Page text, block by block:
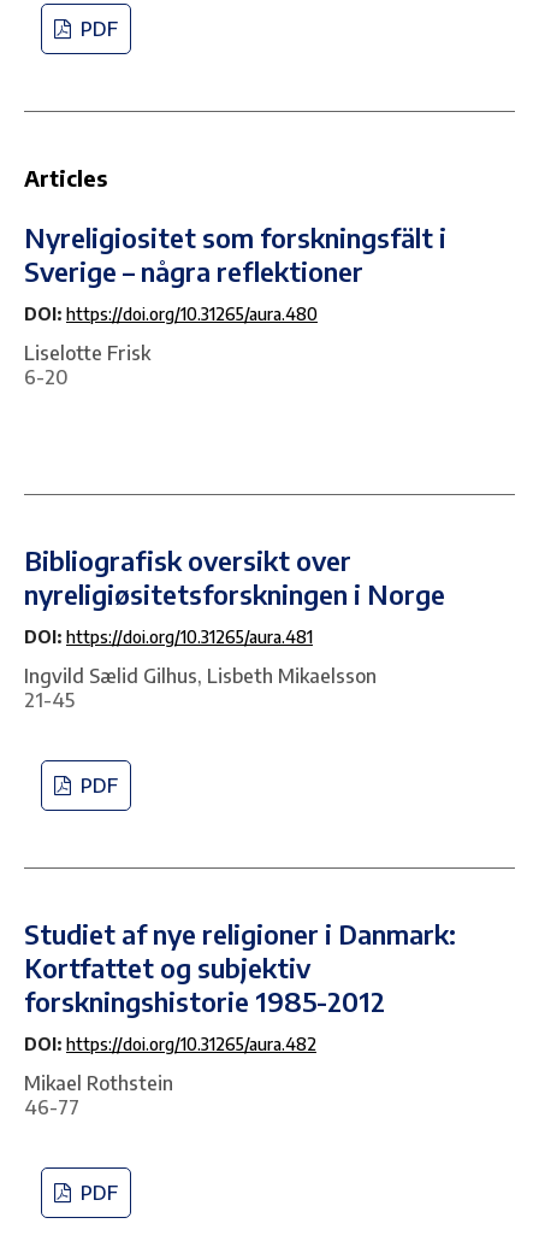
PDF
Articles
Nyreligiositet som forskningsfält i
Sverige – några reflektioner
DOI: https://doi.org/10.31265/aura.480
Liselotte Frisk
6-20
Bibliografisk oversikt over
nyreligiøsitetsforskningen i Norge
DOI: https://doi.org/10.31265/aura.481
Ingvild Sælid Gilhus, Lisbeth Mikaelsson
21-45
PDF
Studiet af nye religioner i Danmark:
Kortfattet og subjektiv
forskningshistorie 1985-2012
DOI: https://doi.org/10.31265/aura.482
Mikael Rothstein
46-77
PDF